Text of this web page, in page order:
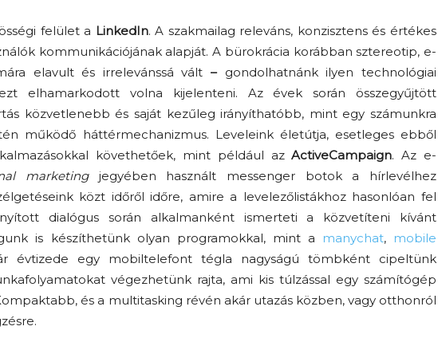
felület a LinkedIn. A szakmailag releváns, konzisztens és értékes
kommunikációjának alapját. A bürokrácia korábban sztereotip, e-
elavult és irrelevánssá vált–gondolhatnánk ilyen technológiai
elhamarkodott volna kijelenteni. Az évek során összegyűjtött
közvetlenebb és saját kezűleg irányíthatóbb, mint egy számunkra
működő háttérmechanizmus. Leveleink életútja, esetleges ebből
követhetőek, mint például azActiveCampaign. Az e-
marketingjegyében használt messenger botok a hírlevélhez
közt időről időre, amire a levelezőlistákhoz hasonlóan fel
dialógus során alkalmanként ismerteti a közvetíteni kívánt
is készíthetünk olyan programokkal, mint a
manychat, mobile
évtizede egy mobiltelefont tégla nagyságú tömbként cipeltünk
végezhetünk rajta, ami kis túlzással egy számítógép
és a multitasking révén akár utazás közben, vagy otthonról